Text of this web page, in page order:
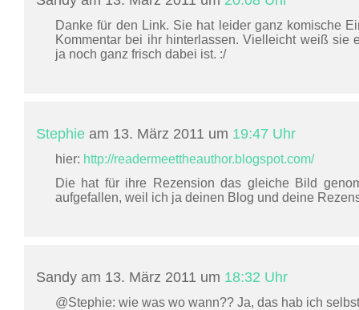
Danke für den Link. Sie hat leider ganz komische
Kommentar bei ihr hinterlassen. Vielleicht weiß sie
ja noch ganz frisch dabei ist. :/
Stephie am 13. März 2011 um 19:47 Uhr
hier: http://readermeettheauthor.blogspot.com/
Die hat für ihre Rezension das gleiche Bild
aufgefallen, weil ich ja deinen Blog und deine
Sandy am 13. März 2011 um 18:32 Uhr
@Stephie: wie was wo wann?? Ja, das hab ich